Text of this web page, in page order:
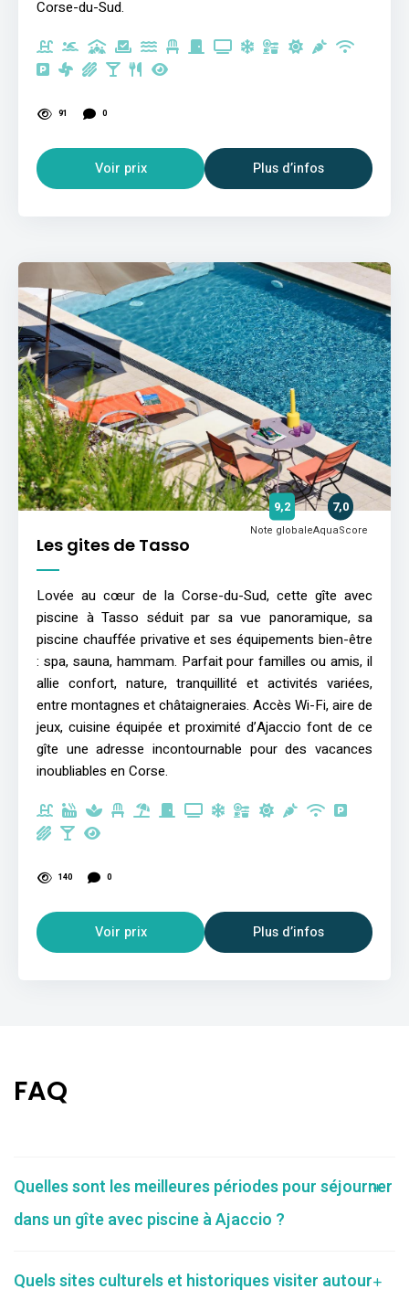
Corse-du-Sud.
91 0
Voir prix Plus d’infos
Les gites de Tasso
9,2
Note globale
7,0
AquaScore
Lovée au cœur de la Corse-du-Sud, cette gîte avec
piscine à Tasso séduit par sa vue panoramique, sa
piscine chauffée privative et ses équipements bien-être
: spa, sauna, hammam. Parfait pour familles ou amis, il
allie confort, nature, tranquillité et activités variées,
entre montagnes et châtaigneraies. Accès Wi-Fi, aire de
jeux, cuisine équipée et proximité d’Ajaccio font de ce
gîte une adresse incontournable pour des vacances
inoubliables en Corse.
140 0
Voir prix Plus d’infos
FAQ
Quelles sont les meilleures périodes pour séjourner
dans un gîte avec piscine à Ajaccio ?
Quels sites culturels et historiques visiter autour